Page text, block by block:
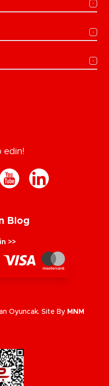
edin!
Blog
>>
Oyuncak. Site By MNM